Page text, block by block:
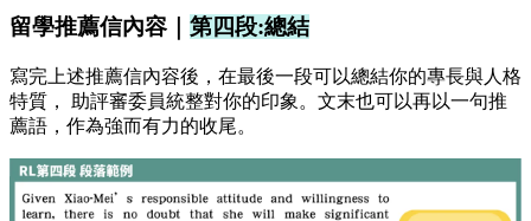
留學推薦信內容｜ 第四段:總結
寫完上述推薦信內容後，在最後一段可以總結你的專⻑與人格
特質， 助評審委員統整對你的印象。文末也可以再以一句推
薦語，作為強而有力的收尾。